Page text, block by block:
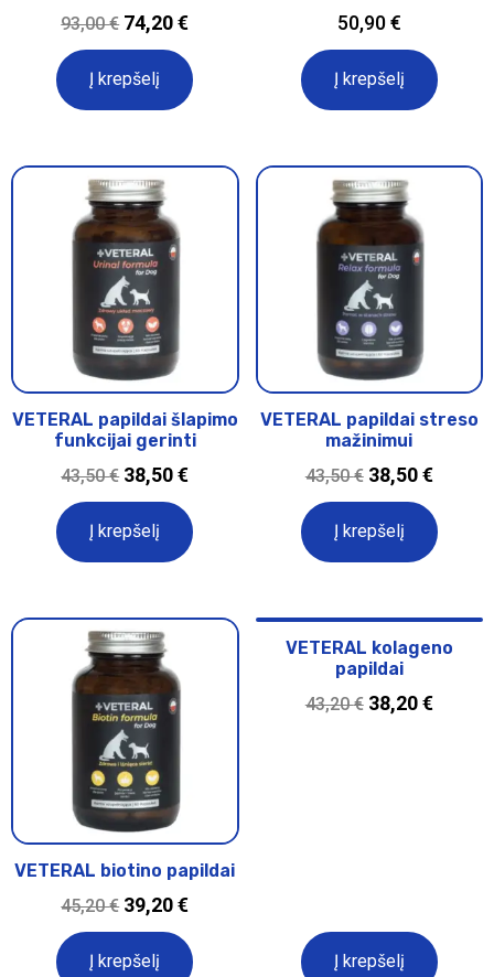
93,00€ 74,20€
Į krepšelį
50,90€
Į krepšelį
VETERAL papildai šlapimo
funkcijai gerinti
43,50€ 38,50€
Į krepšelį
VETERAL papildai streso
mažinimui
43,50€ 38,50€
Į krepšelį
VETERAL biotino papildai
45,20€ 39,20€
Į krepšelį
VETERAL kolageno
papildai
43,20€ 38,20€
Į krepšelį